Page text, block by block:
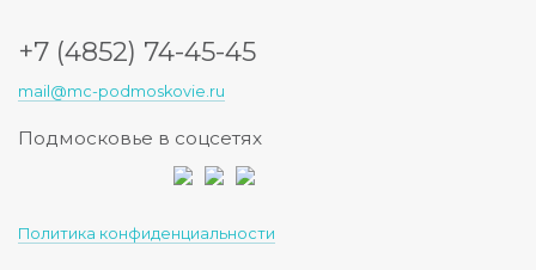
+7 (4852) 74-45-45
mail@mc-podmoskovie.ru
Подмосковье в соцсетях
Политика конфиденциальности